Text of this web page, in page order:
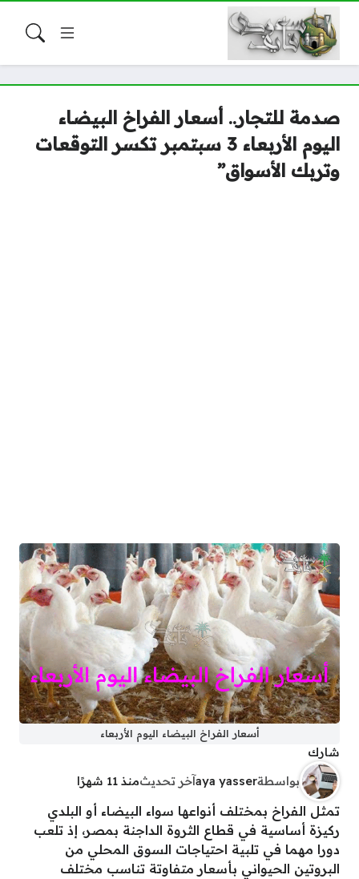
صدمة للتجار.. أسعار الفراخ البيضاء
اليوم الأربعاء 3 سبتمبر تكسر التوقعات
وتربك الأسواق”
أسعار الفراخ البيضاء اليوم الأربعاء
شارك
بواسطةaya yasserآخر تحديثمنذ 11 شهرًا
تمثل الفراخ بمختلف أنواعها سواء البيضاء أو البلدي
ركيزة أساسية في قطاع الثروة الداجنة بمصر، إذ تلعب
دورا مهما في تلبية احتياجات السوق المحلي من
البروتين الحيواني بأسعار متفاوتة تناسب مختلف